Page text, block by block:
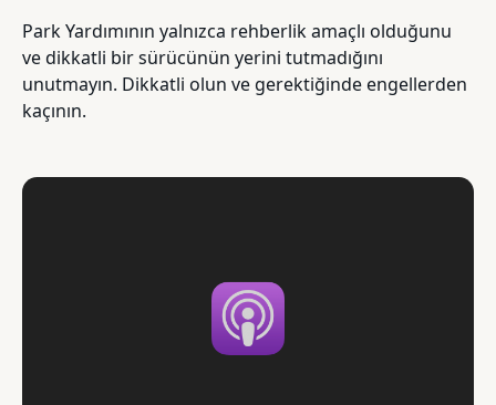
Park Yardımının yalnızca rehberlik amaçlı olduğunu
ve dikkatli bir sürücünün yerini tutmadığını
unutmayın. Dikkatli olun ve gerektiğinde engellerden
kaçının.